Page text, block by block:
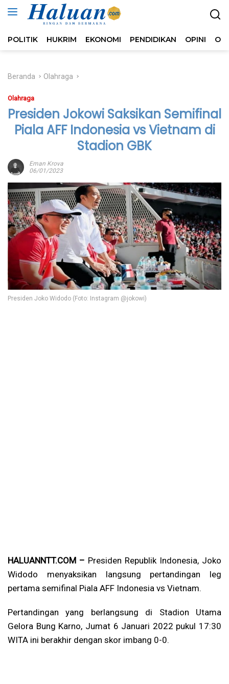
Langsung
POLITIK HUKRIM EKONOMI PENDIDIKAN OPINI
Beranda Olahraga
Olahraga
Presiden Jokowi Saksikan Semifinal
Piala AFF Indonesia vs Vietnam di
Stadion GBK
Eman Krova
06/01/2023
Presiden Joko Widodo (Foto: Instagram @jokowi)
HALUANNTT.COM – Presiden Republik Indonesia, Joko
Widodo menyaksikan langsung pertandingan leg
pertama semifinal Piala AFF Indonesia vs Vietnam.
Pertandingan yang berlangsung di Stadion Utama
Gelora Bung Karno, Jumat 6 Januari 2022 pukul 17:30
WITA ini berakhir dengan skor imbang 0-0.